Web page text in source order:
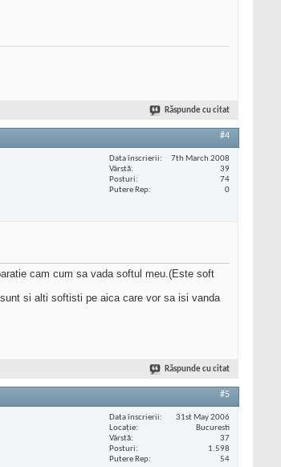
Răspunde cu citat
#4
Data înscrierii
7th March 2008
Vârstă
39
Posturi
74
Putere Rep
0
cam cum sa vada softul meu.(Este soft
si alti softisti pe aica care vor sa isi vanda
Răspunde cu citat
#5
Data înscrierii
31st May 2006
Locaţie
Bucuresti
Vârstă
37
Posturi
1.598
Putere Rep
54